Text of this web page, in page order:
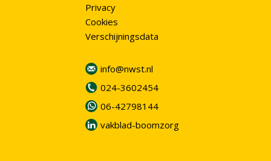
Privacy
Cookies
Verschijningsdata
info@nwst.nl
024-3602454
06-42798144
vakblad-boomzorg